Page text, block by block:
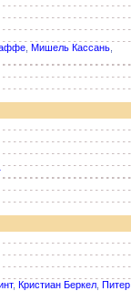
Мишель Кассань
, Кристиан Беркел Питер